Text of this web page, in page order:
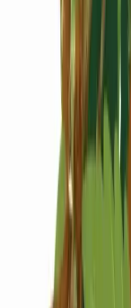
Live Rosin